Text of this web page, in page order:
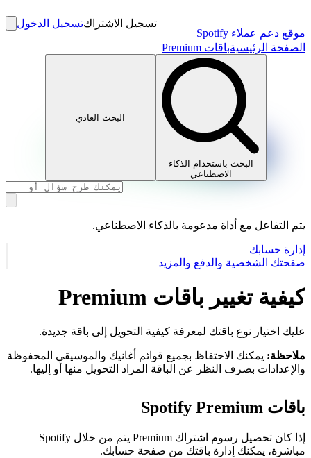
موقع دعم عملاء Spotify
تسجيل الاشتراكتسجيل الدخول
الصفحة الرئيسيةباقات Premium
البحث باستخدام الذكاء
الاصطناعي
البحث العادي
يتم التفاعل مع أداة مدعومة بالذكاء الاصطناعي.
إدارة حسابك
صفحتك الشخصية والدفع والمزيد
كيفية تغيير باقات Premium
عليك اختيار نوع باقتك لمعرفة كيفية التحويل إلى باقة جديدة.
ملاحظة: يمكنك الاحتفاظ بجميع قوائم أغانيك والموسيقى المحفوظة
والإعدادات بصرف النظر عن الباقة المراد التحويل منها أو إليها.
باقات Spotify Premium
إذا كان تحصيل رسوم اشتراك Premium يتم من خلال Spotify
مباشرة، يمكنك إدارة باقتك من صفحة حسابك.